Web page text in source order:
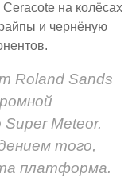
на колёсах
и чернёную
Roland Sands
Meteor.
того,
платформа.